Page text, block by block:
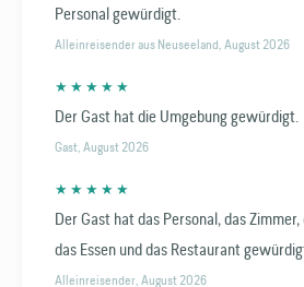
Personal gewürdigt.
Alleinreisender aus Neuseeland, August 2026
★ ★ ★ ★ ★
Der Gast hat die Umgebung gewürdigt.
Gast, August 2026
★ ★ ★ ★ ★
Der Gast hat das Personal, das
das Essen und das Restaurant
Alleinreisender, August 2026